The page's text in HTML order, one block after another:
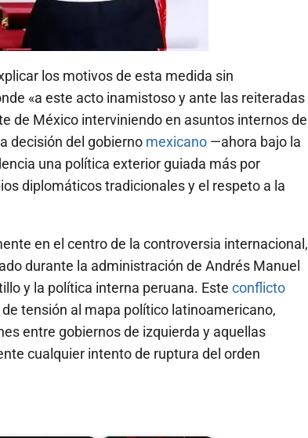
los motivos de esta medida sin
«a este acto inamistoso y ante las reiteradas
de México interviniendo en asuntos internos del
decisión del gobierno mexicano —ahora bajo la
una política exterior guiada más por
diplomáticos tradicionales y el respeto a la
en el centro de la controversia internacional,
durante la administración de Andrés Manuel
y la política interna peruana. Este conflicto
tensión al mapa político latinoamericano,
entre gobiernos de izquierda y aquellas
cualquier intento de ruptura del orden